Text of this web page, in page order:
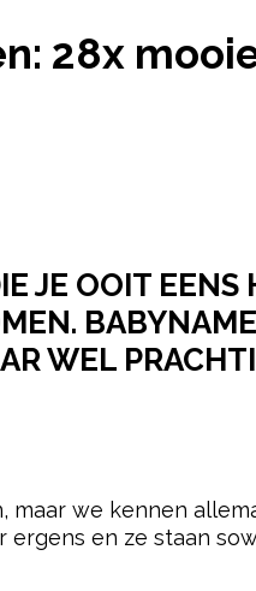
28x
JE OOIT
WEL
maar we kennen
ergens en ze staan